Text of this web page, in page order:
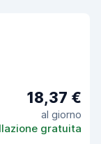
18,37 €
al giorno
gratuita